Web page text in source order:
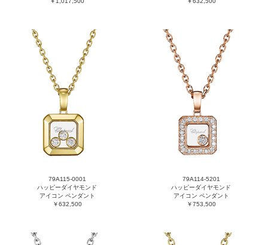
79A115-0001
ハッピーダイヤモンド
アイコン ペンダント
￥632,500
79A114-5201
ハッピーダイヤモンド
アイコン ペンダント
￥753,500